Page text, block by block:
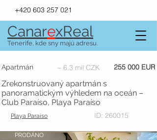
+420 603 257 021
CanarexReal
Tenerife, kde sny majú adresu.
Apartmán ~ 6.3 mil CZK 255 000 EUR
Zrekonstruovaný apartmán s
panoramatickým výhledem na oceán –
Club Paraíso, Playa Paraíso
Playa Paraíso ID: 260015
PRODÁNO